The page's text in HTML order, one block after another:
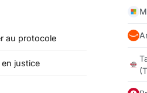
au protocole
en justice